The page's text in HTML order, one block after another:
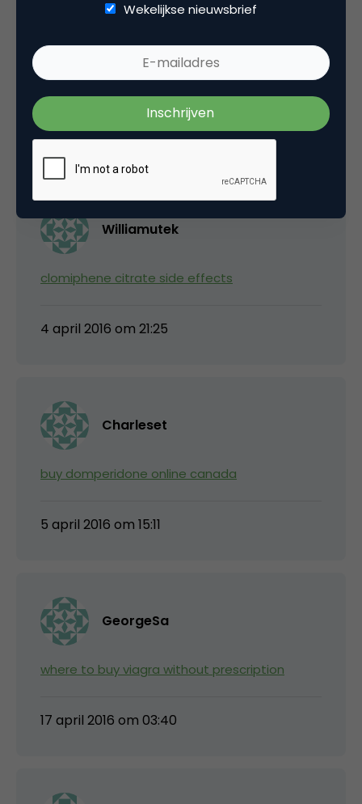
Erg interessant deze ontwikkeling André!
Aan welk Hyves event hang jij de Hyves share,
respect, unrespect GA meetcodes?
5 juli 2011 om 15:48
Williamutek
clomiphene citrate side effects
4 april 2016 om 21:25
Charleset
buy domperidone online canada
5 april 2016 om 15:11
GeorgeSa
where to buy viagra without prescription
17 april 2016 om 03:40
Wekelijkse nieuwsbrief